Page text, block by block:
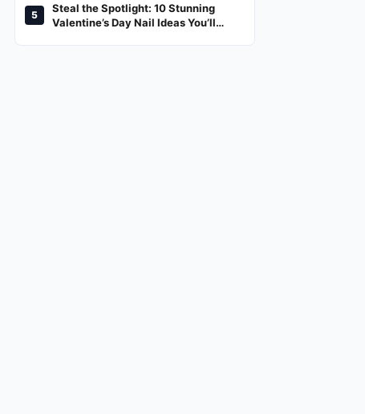
5
Steal the Spotlight: 10 Stunning
Valentine’s Day Nail Ideas You’ll